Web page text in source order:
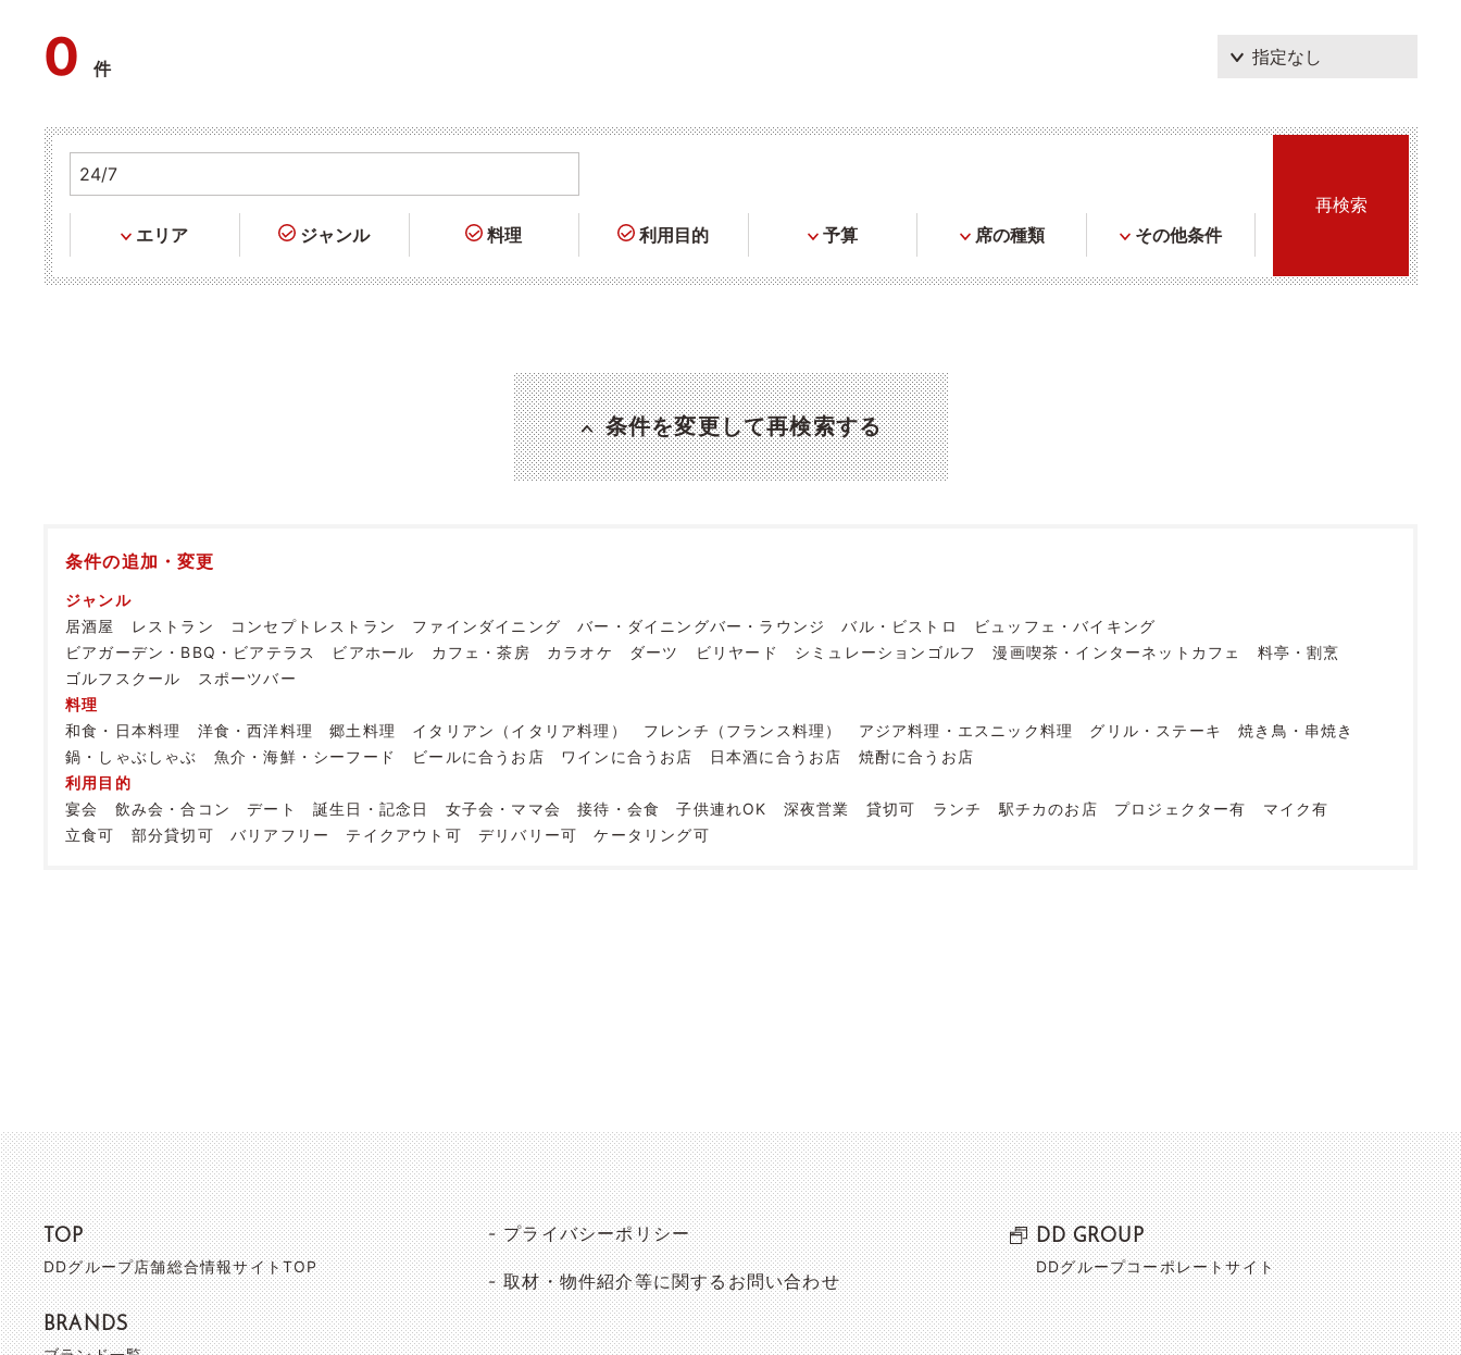
0件
エリア ジャンル 料理 利用目的 予算 席の種類 その他条件
条件を変更して再検索する
条件の追加・変更
ジャンル
居酒屋
レストラン コンセプトレストラン ファインダイニング バー・ダイニングバー・ラウンジ バル・ビストロ
ビュッフェ・バイキング
ビアガーデン・BBQ・ビアテラス
ビアホール カフェ・茶房 カラオケ ダーツ ビリヤード シミュレーションゴルフ 漫画喫茶・インターネットカフェ
料亭・割烹
ゴルフスクール
スポーツバー
料理
和食・日本料理
洋食・西洋料理 郷土料理 イタリアン（イタリア料理） フレンチ（フランス料理） アジア料理・エスニック料理 グリル・ステーキ
焼き鳥・串焼き
鍋・しゃぶしゃぶ
魚介・海鮮・シーフード ビールに合うお店 ワインに合うお店 日本酒に合うお店
焼酎に合うお店
利用目的
宴会
飲み会・合コン デート 誕生日・記念日 女子会・ママ会 接待・会食 子供連れOK 深夜営業 貸切可 ランチ 駅チカのお店 プロジェクター有
マイク有
立食可
部分貸切可 バリアフリー テイクアウト可 デリバリー可 ケータリング可
TOP
DDグループ店舗総合情報サイトTOP
BRANDS
プライバシーポリシー
取材・物件紹介等に関するお問い合わせ
DD GROUP
DDグループコーポレートサイト